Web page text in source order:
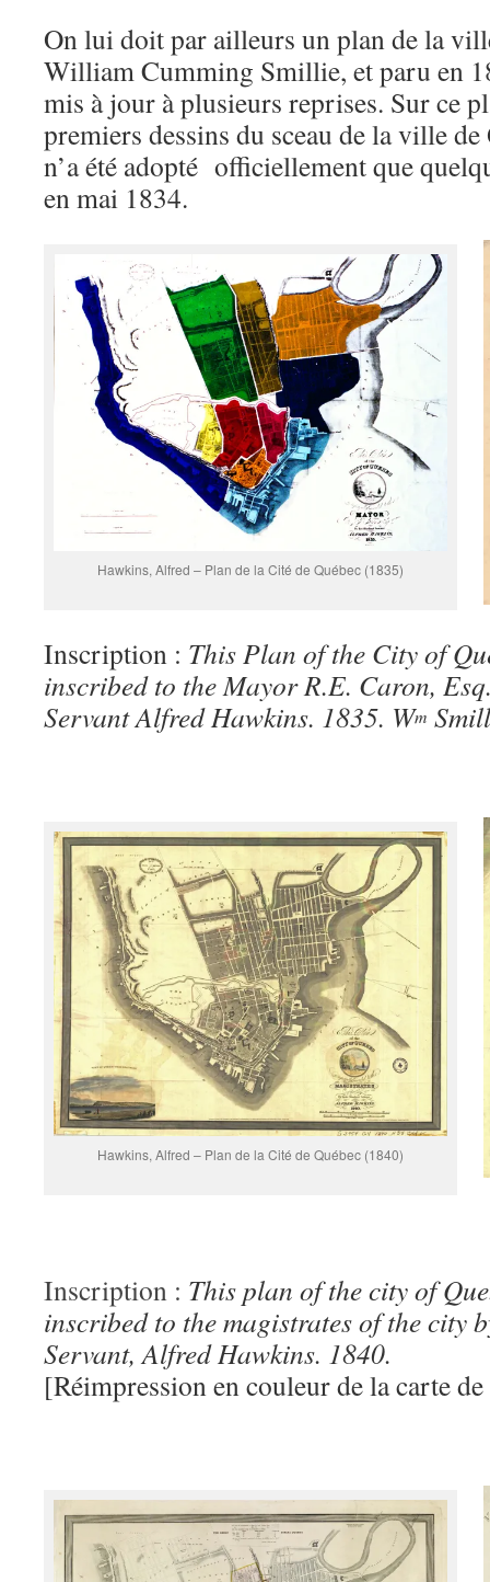
On lui doit par ailleurs un plan de la
William Cumming Smillie, et paru en
mis à jour à plusieurs reprises. Sur ce
premiers dessins du sceau de la ville
n’a été adopté officiellement que
en mai 1834.
Hawkins, Alfred – Plan de la Cité de Québec (1835)
Inscription : This Plan of the City of
inscribed to the Mayor R.E. Caron,
Servant Alfred Hawkins. 1835. Wm
Hawkins, Alfred – Plan de la Cité de Québec (1840)
Inscription : This plan of the city of
inscribed to the magistrates of the city
Servant, Alfred Hawkins. 1840.
[Réimpression en couleur de la carte